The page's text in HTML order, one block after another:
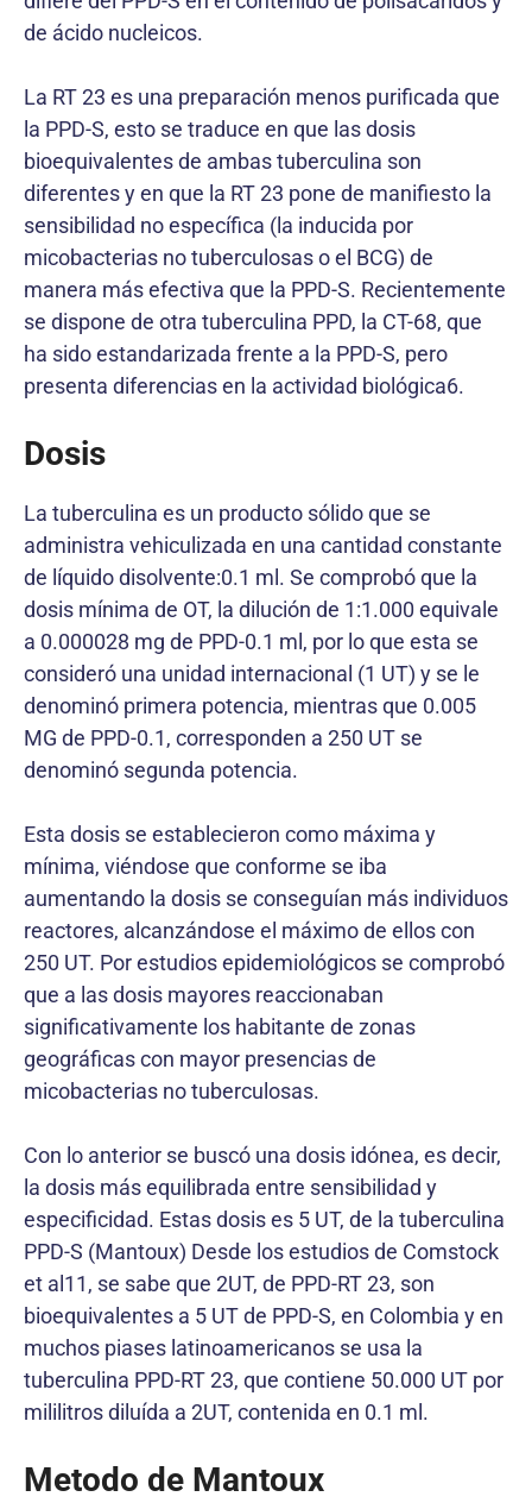
de ácido nucleicos.
La RT 23 es una preparación menos purificada que
la PPD-S, esto se traduce en que las dosis
bioequivalentes de ambas tuberculina son
diferentes y en que la RT 23 pone de manifiesto la
sensibilidad no específica (la inducida por
micobacterias no tuberculosas o el BCG) de
manera más efectiva que la PPD-S. Recientemente
se dispone de otra tuberculina PPD, la CT-68, que
ha sido estandarizada frente a la PPD-S, pero
presenta diferencias en la actividad biológica6.
Dosis
La tuberculina es un producto sólido que se
administra vehiculizada en una cantidad constante
de líquido disolvente:0.1 ml. Se comprobó que la
dosis mínima de OT, la dilución de 1:1.000 equivale
a 0.000028 mg de PPD-0.1 ml, por lo que esta se
consideró una unidad internacional (1 UT) y se le
denominó primera potencia, mientras que 0.005
MG de PPD-0.1, corresponden a 250 UT se
denominó segunda potencia.
Esta dosis se establecieron como máxima y
mínima, viéndose que conforme se iba
aumentando la dosis se conseguían más individuos
reactores, alcanzándose el máximo de ellos con
250 UT. Por estudios epidemiológicos se comprobó
que a las dosis mayores reaccionaban
significativamente los habitante de zonas
geográficas con mayor presencias de
micobacterias no tuberculosas.
Con lo anterior se buscó una dosis idónea, es decir,
la dosis más equilibrada entre sensibilidad y
especificidad. Estas dosis es 5 UT, de la tuberculina
PPD-S (Mantoux) Desde los estudios de Comstock
et al11, se sabe que 2UT, de PPD-RT 23, son
bioequivalentes a 5 UT de PPD-S, en Colombia y en
muchos piases latinoamericanos se usa la
tuberculina PPD-RT 23, que contiene 50.000 UT por
mililitros diluída a 2UT, contenida en 0.1 ml.
Metodo de Mantoux